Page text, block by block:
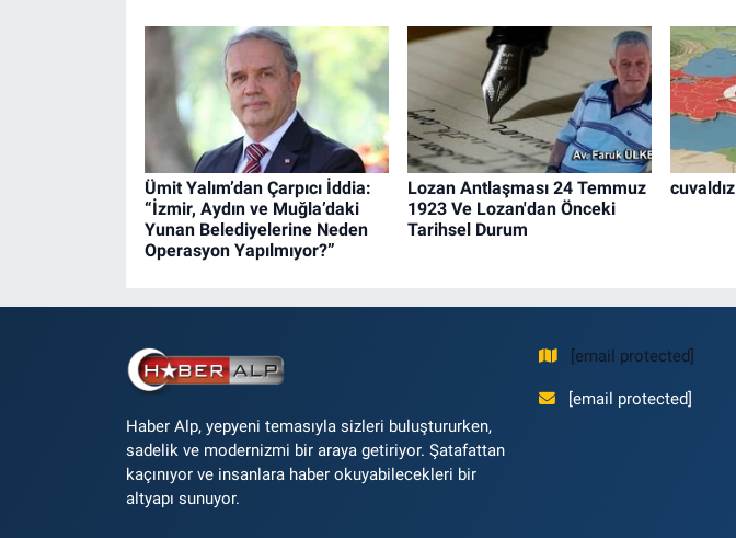
Ümit Yalım’dan Çarpıcı İddia:
“İzmir, Aydın ve Muğla’daki
Yunan Belediyelerine Neden
Operasyon Yapılmıyor?”
Lozan Antlaşması 24 Temmuz
1923 Ve Lozan'dan Önceki
Tarihsel Durum
cuvaldız
Haber Alp, yepyeni temasıyla sizleri buluştururken,
sadelik ve modernizmi bir araya getiriyor. Şatafattan
kaçınıyor ve insanlara haber okuyabilecekleri bir
altyapı sunuyor.
[email protected]
[email protected]